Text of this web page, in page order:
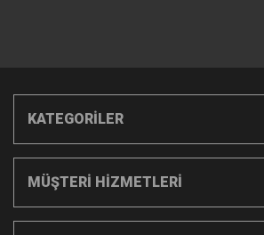
KATEGORİLER
MÜŞTERİ HİZMETLERİ